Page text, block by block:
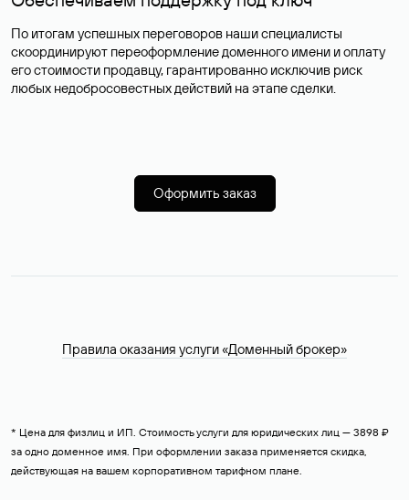
По итогам успешных переговоров наши специалисты
скоординируют переоформление доменного имени и оплату
его стоимости продавцу, гарантированно исключив риск
любых недобросовестных действий на этапе сделки.
Оформить заказ
Правила оказания услуги «Доменный брокер»
* Цена для физлиц и ИП. Стоимость услуги для юридических лиц — 3898 ₽
за одно доменное имя. При оформлении заказа применяется скидка,
действующая на вашем корпоративном тарифном плане.